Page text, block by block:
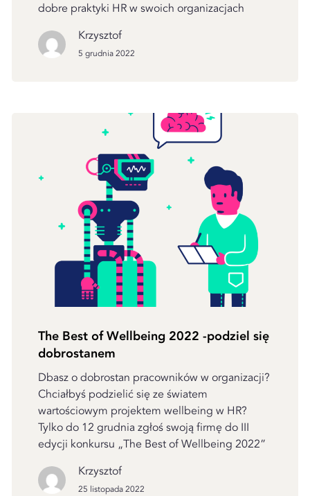
dobre praktyki HR w swoich organizacjach
Krzysztof
5 grudnia 2022
The Best of Wellbeing 2022 -podziel się
dobrostanem
Dbasz o dobrostan pracowników w organizacji?
Chciałbyś podzielić się ze światem
wartościowym projektem wellbeing w HR?
Tylko do 12 grudnia zgłoś swoją firmę do III
edycji konkursu „The Best of Wellbeing 2022”
Krzysztof
25 listopada 2022